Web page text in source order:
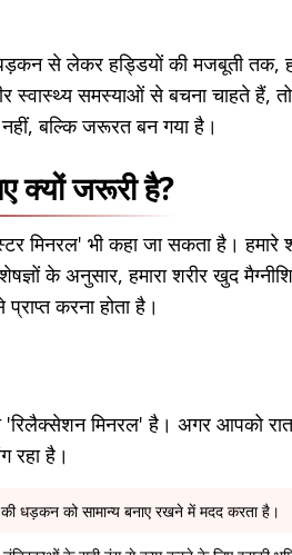
से लेकर हड्डियों की मजबूती तक,
स्वास्थ्य समस्याओं से बचना चाहते हैं, तो
नहीं, बल्कि जरूरत बन गया है।
क्यों जरूरी है?
मिनरल' भी कहा जा सकता है।
के अनुसार, हमारा शरीर खुद
करना होता है।
मिनरल' है। अगर आपको
रहा है।
धड़कन को सामान्य बनाए रखने में मदद करता है।